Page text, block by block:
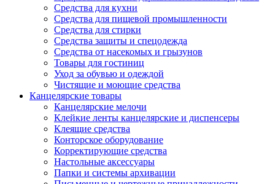
Средства для кухни
Средства для пищевой промышленности
Средства для стирки
Средства защиты и спецодежда
Средства от насекомых и грызунов
Товары для гостиниц
Уход за обувью и одеждой
Чистящие и моющие средства
Канцелярские товары
Канцелярские мелочи
Клейкие ленты канцелярские и диспенсеры
Клеящие средства
Конторское оборудование
Корректирующие средства
Настольные аксессуары
Папки и системы архивации